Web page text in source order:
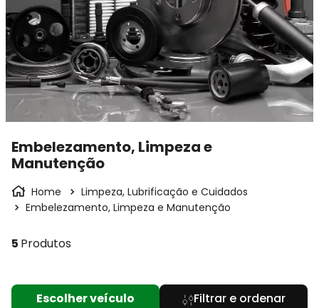
Embelezamento, Limpeza e
Manutenção
Limpeza, Lubrificação e Cuidados
Embelezamento, Limpeza e Manutenção
5 Produtos
Escolher veículo